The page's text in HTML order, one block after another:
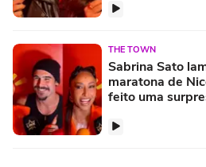
THE TOWN
Sabrina Sato
maratona de
feito uma